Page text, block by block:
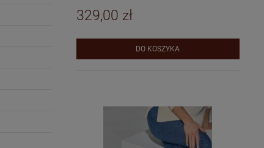
329,00 zł
DO KOSZYKA